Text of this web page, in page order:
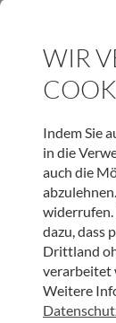
WIR
Indem Sie
in die
auch die
widerrufen.
dazu, dass
Drittland
verarbeitet
Weitere